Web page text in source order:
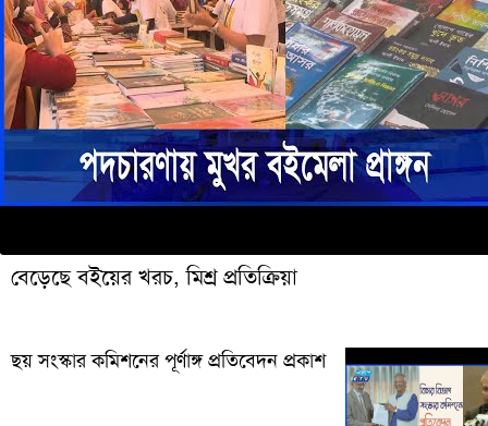
বেড়েছে বইয়ের খরচ, মিশ্র প্রতিক্রিয়া
ছয় সংস্কার কমিশনের পূর্ণাঙ্গ প্রতিবেদন প্রকাশ